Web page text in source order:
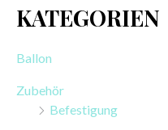
h
n
KATEGORIEN
Ballon
Zubehör
Befestigung